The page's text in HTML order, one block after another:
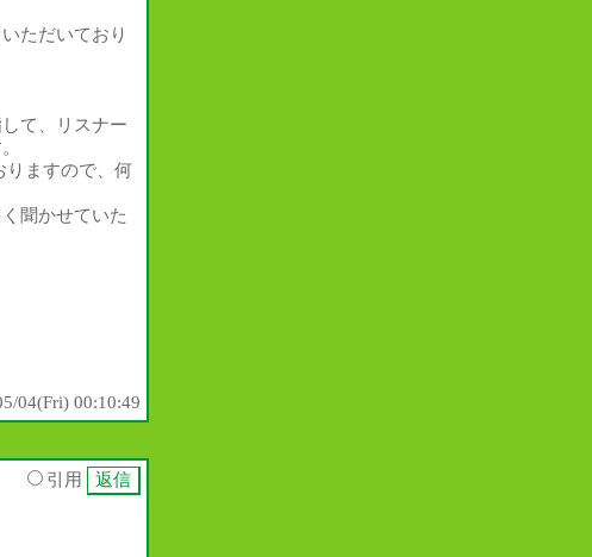
ただいており
て、リスナー
りますので、何
聞かせていた
04(Fri) 00:10:49
引用